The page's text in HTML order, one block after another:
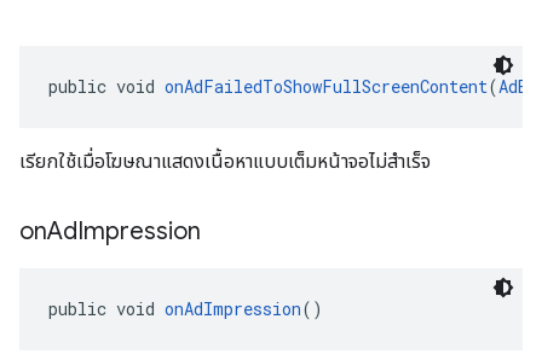
public void onAdFailedToShowFullScreenContent(
เรียกใช้เมื่อโฆษณาแสดงเนื้อหาแบบเต็มหน้าจอไม่สำเร็จ
onAdImpression
public void onAdImpression()